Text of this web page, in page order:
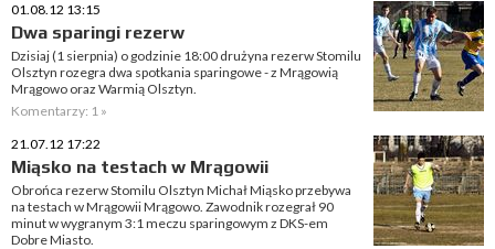
01.08.12 13:15
Dwa sparingi rezerw
Dzisiaj (1 sierpnia) o godzinie 18:00 drużyna rezerw Stomilu
Olsztyn rozegra dwa spotkania sparingowe - z Mrągowią
Mrągowo oraz Warmią Olsztyn.
Komentarzy: 1 »
21.07.12 17:22
Miąsko na testach w Mrągowii
Obrońca rezerw Stomilu Olsztyn Michał Miąsko przebywa
na testach w Mrągowii Mrągowo. Zawodnik rozegrał 90
minut w wygranym 3:1 meczu sparingowym z DKS-em
Dobre Miasto.